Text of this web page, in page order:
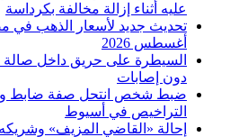
عليه أثناء إزالة مخالفة بكرداسة
أغسطس 2026
السيطرة على حريق داخل صالة
دون إصابات
ضبط شخص انتحل صفة ضابط
التراخيص في أسيوط
إحالة «القاضي المزيف»